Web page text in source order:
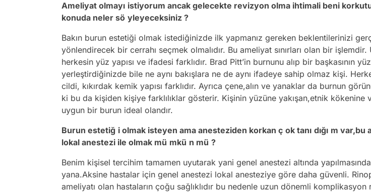
Ameliyat olmayı istiyorum ancak gelecekte revizyon olma ihtimali beni
konuda neler sö yleyeceksiniz ?
Bakın burun estetiği olmak istediğinizde ilk yapmanız gereken beklentilerinizi
yönlendirecek bir cerrahı seçmek olmalıdır. Bu ameliyat sınırları olan bir işlemdir.
herkesin yüz yapısı ve ifadesi farklıdır. Brad Pitt’in burnunu alıp bir başkasının
yerleştirdiğinizde bile ne aynı bakışlara ne de aynı ifadeye sahip olmaz kişi.
cildi, kıkırdak kemik yapısı farklıdır. Ayrıca çene,alın ve yanaklar da burnun
ki bu da kişiden kişiye farklılıklar gösterir. Kişinin yüzüne yakışan,etnik kökenine
uygun bir burun ideal olandır.
Burun estetiğ i olmak isteyen ama anesteziden korkan ç ok tanı dığı m var,bu
lokal anestezi ile olmak mü mkü n mü ?
Benim kişisel tercihim tamamen uyutarak yani genel anestezi altında
yana.Aksine hastalar için genel anestezi lokal anesteziye göre daha güvenli.
ameliyatı olan hastaların çoğu sağlıklıdır bu nedenle uzun dönemli